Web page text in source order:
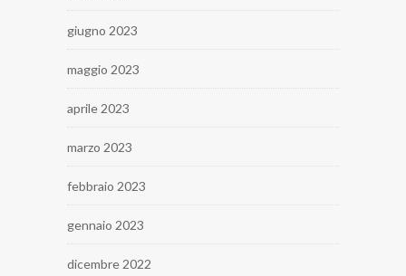
giugno 2023
maggio 2023
aprile 2023
marzo 2023
febbraio 2023
gennaio 2023
dicembre 2022